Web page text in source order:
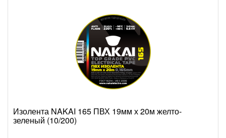
Изолента NAKAI 165 ПВХ 19мм х 20м желто-
зеленый (10/200)